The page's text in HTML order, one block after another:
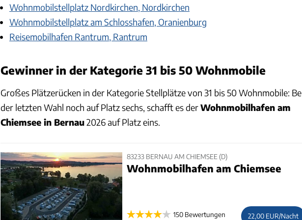
Wohnmobilstellplatz Nordkirchen, Nordkirchen
Wohnmobilstellplatz am Schlosshafen, Oranienburg
Reisemobilhafen Rantrum, Rantrum
Gewinner in der Kategorie 31 bis 50 Wohnmobile
Großes Plätzerücken in der Kategorie Stellplätze von 31 bis 50 Wohnmobile:
der letzten Wahl noch auf Platz sechs, schafft es derWohnmobilhafen am
Chiemsee in Bernau2026 auf Platz eins.
83233 BERNAU AM CHIEMSEE (D)
Wohnmobilhafen am Chiemsee
150 Bewertungen 22,00 EUR/Nacht